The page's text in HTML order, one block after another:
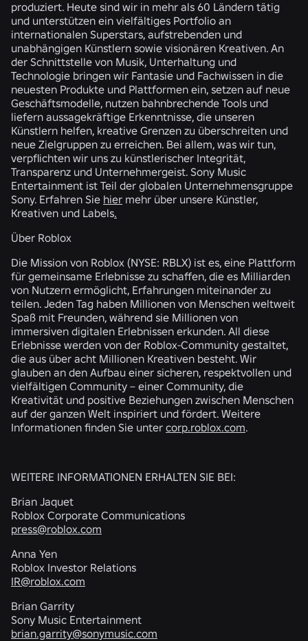
produziert. Heute sind wir in mehr als 60 Ländern tätig
und unterstützen ein vielfältiges Portfolio an
internationalen Superstars, aufstrebenden und
unabhängigen Künstlern sowie visionären Kreativen. An
der Schnittstelle von Musik, Unterhaltung und
Technologie bringen wir Fantasie und Fachwissen in die
neuesten Produkte und Plattformen ein, setzen auf neue
Geschäftsmodelle, nutzen bahnbrechende Tools und
liefern aussagekräftige Erkenntnisse, die unseren
Künstlern helfen, kreative Grenzen zu überschreiten und
neue Zielgruppen zu erreichen. Bei allem, was wir tun,
verpflichten wir uns zu künstlerischer Integrität,
Transparenz und Unternehmergeist. Sony Music
Entertainment ist Teil der globalen Unternehmensgruppe
Sony. Erfahren Sie hier mehr über unsere Künstler,
Kreativen und Labels.
Über Roblox
Die Mission von Roblox (NYSE: RBLX) ist es, eine Plattform
für gemeinsame Erlebnisse zu schaffen, die es Milliarden
von Nutzern ermöglicht, Erfahrungen miteinander zu
teilen. Jeden Tag haben Millionen von Menschen weltweit
Spaß mit Freunden, während sie Millionen von
immersiven digitalen Erlebnissen erkunden. All diese
Erlebnisse werden von der Roblox-Community gestaltet,
die aus über acht Millionen Kreativen besteht. Wir
glauben an den Aufbau einer sicheren, respektvollen und
vielfältigen Community – einer Community, die
Kreativität und positive Beziehungen zwischen Menschen
auf der ganzen Welt inspiriert und fördert. Weitere
Informationen finden Sie unter corp.roblox.com.
WEITERE INFORMATIONEN ERHALTEN SIE BEI:
Brian Jaquet
Roblox Corporate Communications
press@roblox.com
Anna Yen
Roblox Investor Relations
IR@roblox.com
Brian Garrity
Sony Music Entertainment
brian.garrity@sonymusic.com